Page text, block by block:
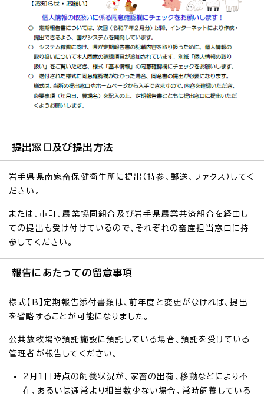
提出窓口及び提出方法
岩手県県南家畜保健衛生所に提出（持参、郵送、ファクス）してく
ださい。
または、市町、農業協同組合及び岩手県農業共済組合を経由し
ての提出も受け付けているので、それぞれの畜産担当窓口に持
参してください。
報告にあたっての留意事項
様式【B】定期報告添付書類は、前年度と変更がなければ、提出
を省略することが可能になりました。
公共放牧場や預託施設に預託している場合、預託を受けている
管理者が報告してください。
2月1日時点の飼養状況が、家畜の出荷、移動などにより不
在、あるいは通常より相当数少ない場合、常時飼養している